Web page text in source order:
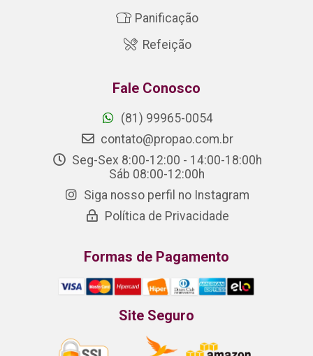
Panificação
Refeição
Fale Conosco
(81) 99965-0054
contato@propao.com.br
Seg-Sex 8:00-12:00 - 14:00-18:00h
Sáb 08:00-12:00h
Siga nosso perfil no Instagram
Política de Privacidade
Formas de Pagamento
Site Seguro